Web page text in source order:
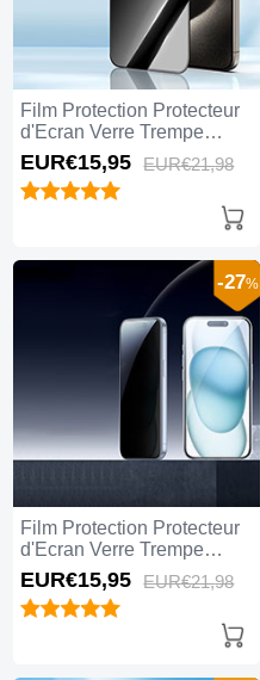
Film Protection Protecteur
d'Ecran Verre Trempe
Privacy S04 pour Apple
iPhone 15 Pro Max Clair
EUR€15,95 EUR€21,98
Film Protection Protecteur
d'Ecran Verre Trempe
Privacy S01 pour Apple
iPhone 15 Pro Max Clair
-27%
EUR€15,95 EUR€21,98